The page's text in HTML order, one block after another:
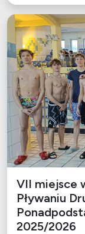
VII miejsce
Pływaniu
2025/2026